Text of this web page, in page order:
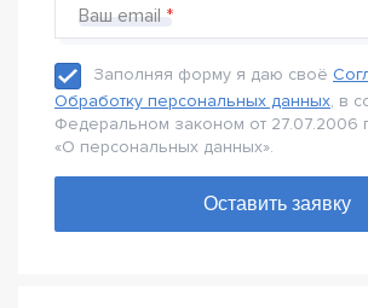
Ваш email
Заполняя форму я даю своё
Обработку персональных данных, в
Федеральном законом от 27.07.2006
«О персональных данных».